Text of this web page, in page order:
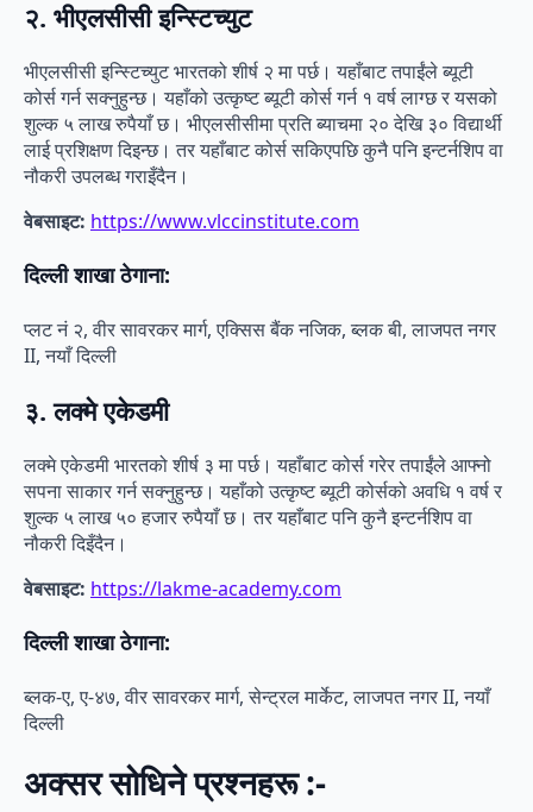
२. भीएलसीसी इन्स्टिच्युट
भीएलसीसी इन्स्टिच्युट भारतको शीर्ष २ मा पर्छ। यहाँबाट तपाईंले ब्यूटी
कोर्स गर्न सक्नुहुन्छ। यहाँको उत्कृष्ट ब्यूटी कोर्स गर्न १ वर्ष लाग्छ र यसको
शुल्क ५ लाख रुपैयाँ छ। भीएलसीसीमा प्रति ब्याचमा २० देखि ३० विद्यार्थी
लाई प्रशिक्षण दिइन्छ। तर यहाँबाट कोर्स सकिएपछि कुनै पनि इन्टर्नशिप वा
नौकरी उपलब्ध गराइँदैन।
वेबसाइट: https://www.vlccinstitute.com
दिल्ली शाखा ठेगाना:
प्लट नं २, वीर सावरकर मार्ग, एक्सिस बैंक नजिक, ब्लक बी, लाजपत नगर
II, नयाँ दिल्ली
३. लक्मे एकेडमी
लक्मे एकेडमी भारतको शीर्ष ३ मा पर्छ। यहाँबाट कोर्स गरेर तपाईंले आफ्नो
सपना साकार गर्न सक्नुहुन्छ। यहाँको उत्कृष्ट ब्यूटी कोर्सको अवधि १ वर्ष र
शुल्क ५ लाख ५० हजार रुपैयाँ छ। तर यहाँबाट पनि कुनै इन्टर्नशिप वा
नौकरी दिइँदैन।
वेबसाइट: https://lakme-academy.com
दिल्ली शाखा ठेगाना:
ब्लक-ए, ए-४७, वीर सावरकर मार्ग, सेन्ट्रल मार्केट, लाजपत नगर II, नयाँ
दिल्ली
अक्सर सोधिने प्रश्नहरू :-